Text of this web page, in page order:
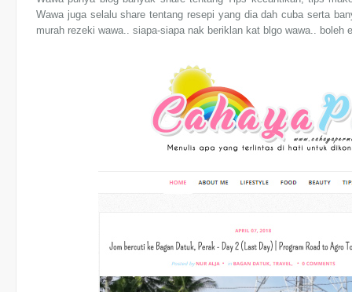
Wawa juga selalu share tentang resepi yang dia dah cuba serta
murah rezeki wawa.. siapa-siapa nak beriklan kat blgo wawa.. boleh